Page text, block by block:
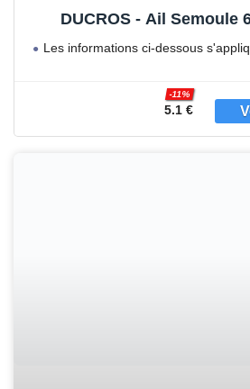
DUCROS - Ail Semoule
Les informations ci-dessous
5.1 €
-11%